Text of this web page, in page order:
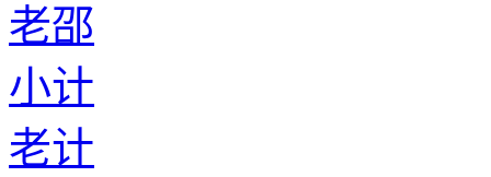
老邵
小计
老计